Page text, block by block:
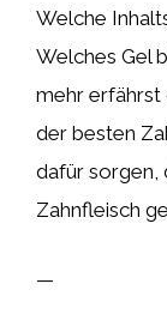
Welche
Welches Gel
mehr erfährst
der besten
dafür sorgen,
Zahnfleisch
—